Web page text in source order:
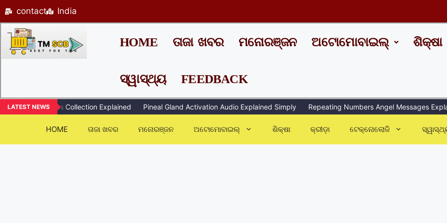
contact India
HOME ତାଜା ଖବର ମନୋରଞ୍ଜନ ଅଟୋମୋବାଇଲ୍ ଶିକ୍ଷା
ସ୍ୱାସ୍ଥ୍ୟ FEEDBACK
LATEST NEWSPlans Collection Explained Pineal Gland Activation Audio Explained Simply Repeating Numbers Angel Messages
HOME ତାଜା ଖବର ମନୋରଞ୍ଜନ ଅଟୋମୋବାଇଲ୍ ଶିକ୍ଷା କ୍ରୀଡ଼ା ଟେକ୍ନୋଲୋଜି